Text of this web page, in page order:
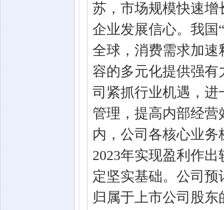
苏，市场规模快速
企业发展信心。我国
全球，消费需求加
容的多元化提供强
司紧抓行业机遇，
管理，提高内部经
内，公司各核心业
2023年实现盈利作
定坚实基础。公司预
归属于上市公司股东